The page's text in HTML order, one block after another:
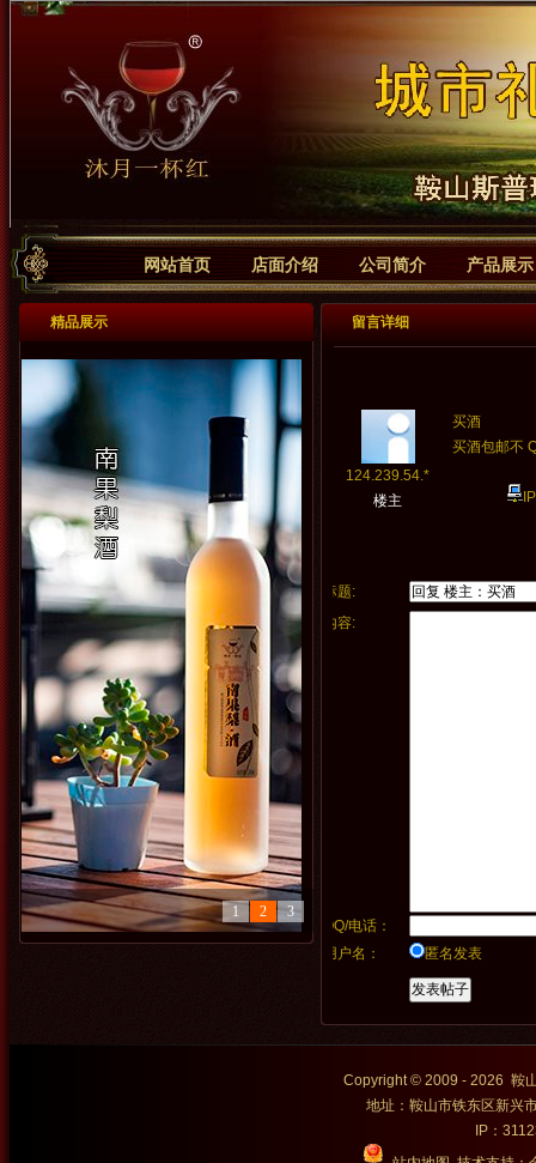
‹ 网站首页 店面介绍 公司简介 产品展示
精品展示
1 2 3
留言详细
124.239.54.*
楼主
买酒
买酒包邮不
标题:
内容:
QQ/电话：
用户名：
匿名发表
Copyright © 2009 - 2026 鞍
地址：鞍山市铁东区新
IP：